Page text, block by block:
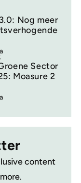
Nog meer
Sector
Moasure 2
content